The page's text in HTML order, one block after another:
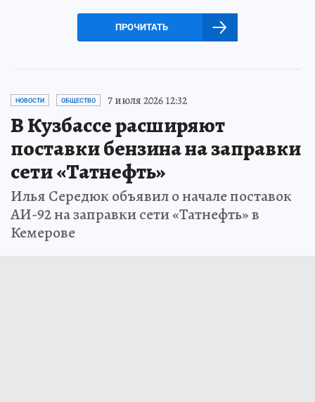
ПРОЧИТАТЬ
НОВОСТИ ОБЩЕСТВО 7 июля 2026 12:32
В Кузбассе расширяют
поставки бензина на заправки
сети «Татнефть»
Илья Середюк объявил о начале поставок
АИ-92 на заправки сети «Татнефть» в
Кемерове